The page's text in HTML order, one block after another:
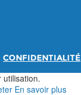
CONFIDENTIALITÉ
utilisation.
En savoir plus